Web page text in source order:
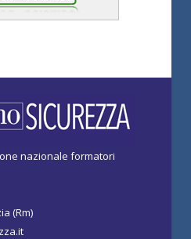
nazionale formatori
(Rm)